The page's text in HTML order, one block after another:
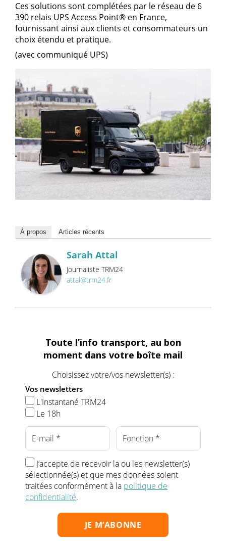
Ces solutions sont complétées par le réseau de 6
390 relais UPS Access Point® en France,
fournissant ainsi aux clients et consommateurs un
choix étendu et pratique.
(avec communiqué UPS)
À propos Articles récents
Sarah Attal
Journaliste TRM24
attal@trm24.fr
Toute l’info transport, au bon
moment dans votre boîte mail
Choisissez votre/vos newsletter(s) :
Vos newsletters
L'Instantané TRM24
Le 18h
J’accepte de recevoir la ou les newsletter(s)
sélectionnée(s) et que mes données soient
traitées conformément à la politique de
confidentialité.